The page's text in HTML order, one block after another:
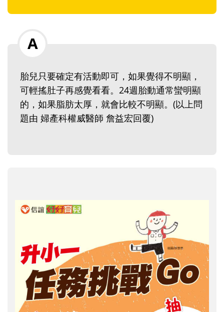
胎兒只要確定有活動即可，如果覺得不明顯，
可輕搖肚子再感覺看看。24週胎動通常蠻明顯
的，如果脂肪太厚，就會比較不明顯。(以上問
題由 婦產科權威醫師 詹益宏回覆)